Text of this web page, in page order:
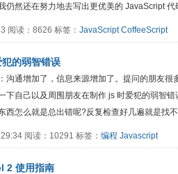
仍然还在努力地去写出更优美的 JavaScript 代
阅读：8626 标签： JavaScript CoffeeScript
的弱智错误
沟通增加了，信息来源增加了。提问的朋友
下自己以及周围朋友在制作 js 时爱犯的弱智
怎么就是总出错呢?反复检查好几遍就是找
阅读：10291 标签： 编程 Javascript
2 使用指南